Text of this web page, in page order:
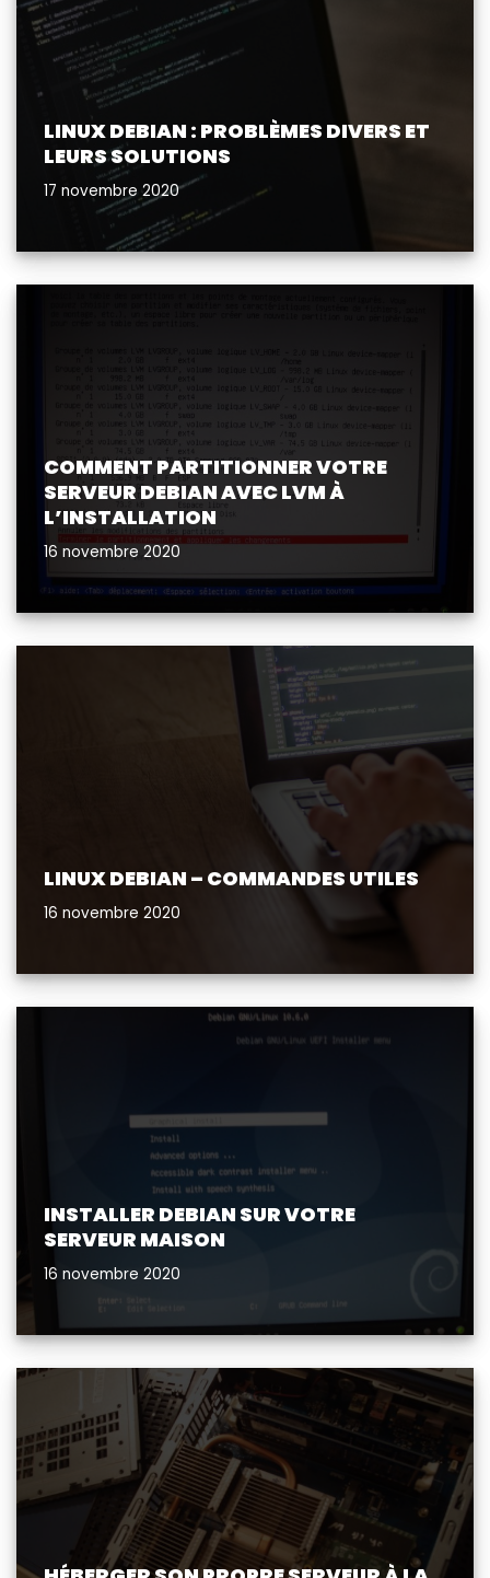
LINUX DEBIAN : PROBLÈMES DIVERS ET
LEURS SOLUTIONS
17 novembre 2020
COMMENT PARTITIONNER VOTRE
SERVEUR DEBIAN AVEC LVM À
L’INSTALLATION
16 novembre 2020
LINUX DEBIAN – COMMANDES UTILES
16 novembre 2020
INSTALLER DEBIAN SUR VOTRE
SERVEUR MAISON
16 novembre 2020